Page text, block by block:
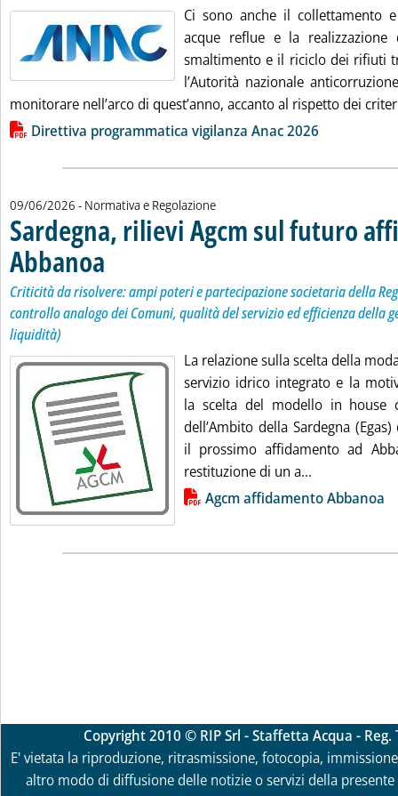
Ci sono anche il collettamento
acque reflue e la
smaltimento e il riciclo dei rifiuti
l’Autorità nazionale
monitorare nell’arco di quest’anno, accanto al rispetto dei
Lista allegati PDF alla notizia
Direttiva programmatica vigilanza Anac 2026
09/06/2026 - Normativa e Regolazione
Sardegna, rilievi Agcm sul futuro
Abbanoa . Sottotitolo: Criticità da risolvere: ampi poteri e partecipazione
. Pubblicata martedì 09 giugno 2026 alle 11.25.
Criticità da risolvere: ampi poteri e partecipazione societaria della
controllo analogo dei Comuni, qualità del servizio ed efficienza della
liquidità)
La relazione sulla scelta della
servizio idrico integrato e la
la scelta del modello in house
dell’Ambito della Sardegna
il prossimo affidamento ad
restituzione di un a...
Lista allegati PDF alla notiziaAgcm affidamento Abbanoa
Copyright 2010 © RIP Srl - Staffetta Acqua -
E' vietata la riproduzione, ritrasmissione, fotocopia,
altro modo di diffusione delle notizie o servizi della